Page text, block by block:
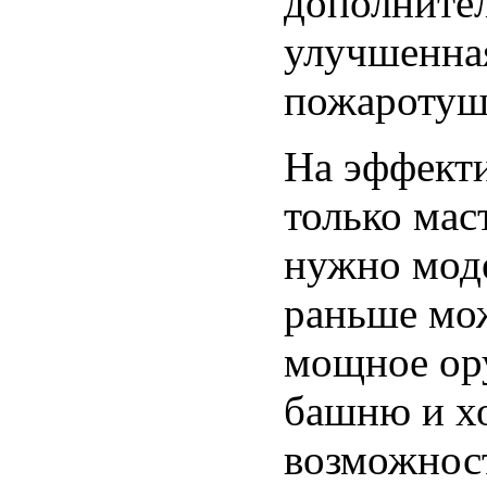
На
только
нужно
раньше
мощное
башню и